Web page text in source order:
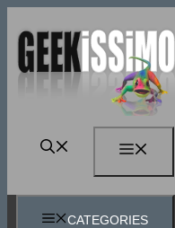
contenuto
CATEGORIES